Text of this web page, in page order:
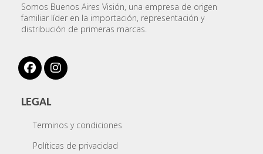
Somos Buenos Aires Visión, una empresa de origen
familiar líder en la importación, representación y
distribución de primeras marcas.
LEGAL
Terminos y condiciones
Políticas de privacidad